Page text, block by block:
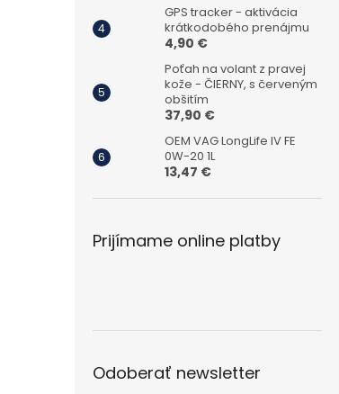
GPS tracker - aktivácia
krátkodobého prenájmu
4,90 €
Poťah na volant z pravej
kože - ČIERNY, s červeným
obšitím
37,90 €
OEM VAG LongLife IV FE
0W-20 1L
13,47 €
Prijímame online platby
Odoberať newsletter